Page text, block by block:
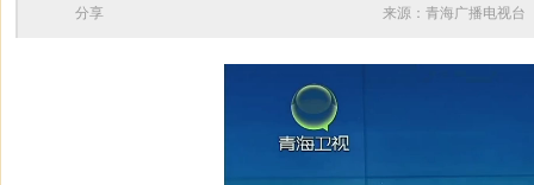
来源：青海广播电视
分享